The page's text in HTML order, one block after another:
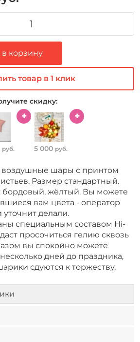
корзину
товар в 1 клик
скидку:
руб. 5 000 руб.
шары с принтом
Размер стандартный.
бордовый, жёлтый. Вы можете
вам цвета - оператор
делали.
специальным составом Hi-
просочиться гелию сквозь
вы спокойно можете
несколько дней до праздника,
сдуются к торжеству.